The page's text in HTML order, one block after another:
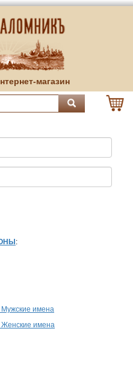
магазин
:
имена
Женские имена